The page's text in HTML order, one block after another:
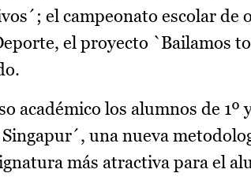
el campeonato escolar
el proyecto `Bailamos
académico los alumnos de
una nueva
más atractiva para el